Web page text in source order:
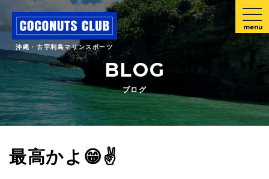
沖縄・古宇利島マリンスポーツ
menu
BLOG
ブログ
最高かよ😁✌️